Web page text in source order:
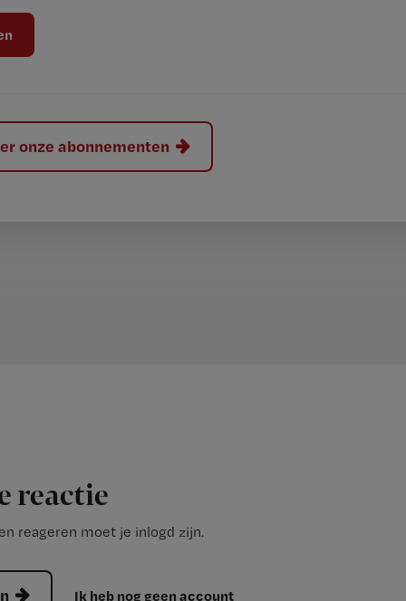
onze abonnementen
reactie
reageren moet je inlogd zijn.
Ik heb nog geen account